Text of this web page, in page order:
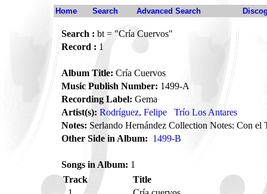
Home Search Advanced Search
Search : bt = "Cría Cuervos"
Record : 1
Album Title: Cría Cuervos
Music Publish Number: 1499-A
Recording Label: Gema
Artist(s): Rodríguez, Felipe
Trío Los Antares
Notes: Serlando Hernández Collection Notes: Con el
Other Side in Album: 1499-B
Songs in Album: 1
Track
Title